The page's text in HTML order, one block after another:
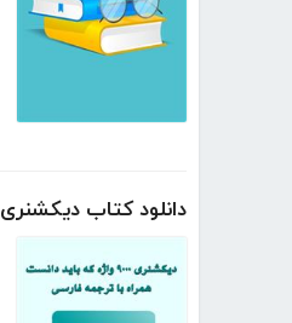
دانلود کتاب دیکشنری 9000 واژه که باید دانست همراه با ترجمه فارسی